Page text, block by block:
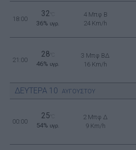
18:00
32
36% υγρ.
4 Μπφ B
24 Km/h
21:00
28
46% υγρ.
3 Μπφ ΒΔ
16 Km/h
ΔΕΥΤΕΡΑ 10 ΑΥΓΟΥΣΤΟΥ
00:00
25
54% υγρ.
2 Μπφ Δ
9 Km/h